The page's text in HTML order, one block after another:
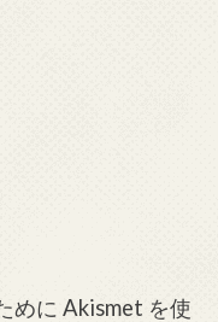
めに Akismet を使